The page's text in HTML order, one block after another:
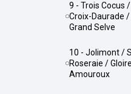
9 - Trois Cocus / Borderouge /
Croix-Daurade
Grand Selve
10 - Jolimont / Soupetard /
Roseraie /
Amouroux